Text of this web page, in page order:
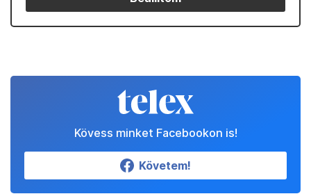
Kövess minket Facebookon is!
Követem!